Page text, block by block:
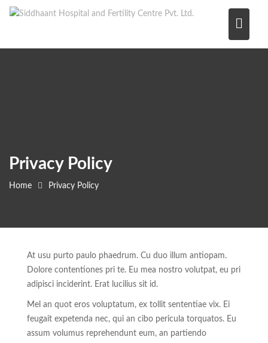
Skip
Privacy Policy
Home Privacy Policy
At usu purto paulo phaedrum. Cu duo illum antiopam.
Dolore contentiones pri te. Eu mea nostro volutpat, eu pri
adipisci inciderint. Erat lucilius sit id.
Mel an quot eros voluptatum, ex tollit sententiae vix. Ei
feugait expetenda nec, qui an cibo pericula torquatos. Eu
assum volumus reprehendunt eum, an partiendo